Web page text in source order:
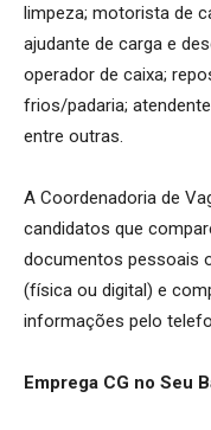
limpeza; motorista de
ajudante de carga e
operador de caixa;
frios/padaria;
entre outras.
A Coordenadoria de
candidatos que
documentos pessoais
(física ou digital) e
informações pelo
Emprega CG no Seu